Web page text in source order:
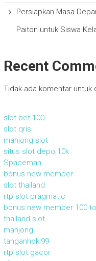
Persiapkan Masa
Paiton untuk Siswa
Recent
Tidak ada komentar untuk
slot bet 100
slot qris
mahjong slot
situs slot depo 10k
Spaceman
bonus new member
slot thailand
rtp slot pragmatic
bonus new member 100
thailand slot
mahjong
tanganhoki99
rtp slot gacor